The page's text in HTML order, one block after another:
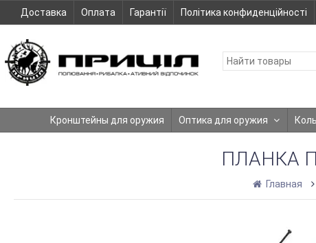
Доставка Оплата Гарантії Політика конфиденційності
Кронштейны для оружия Оптика для оружия
ПЛАНКА
Главная